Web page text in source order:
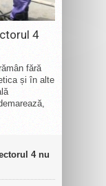
4
fără
și în alte
4 nu